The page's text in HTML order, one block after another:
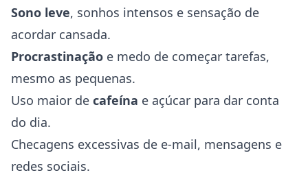
Sono leve, sonhos intensos e sensação de
acordar cansada.
Procrastinação e medo de começar tarefas,
mesmo as pequenas.
Uso maior de cafeína e açúcar para dar conta
do dia.
Checagens excessivas de e-mail, mensagens e
redes sociais.